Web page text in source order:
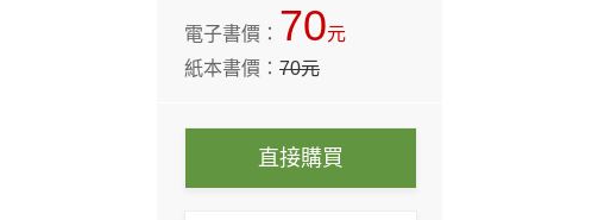
電子書價： 70元
紙本書價：70元
直接購買